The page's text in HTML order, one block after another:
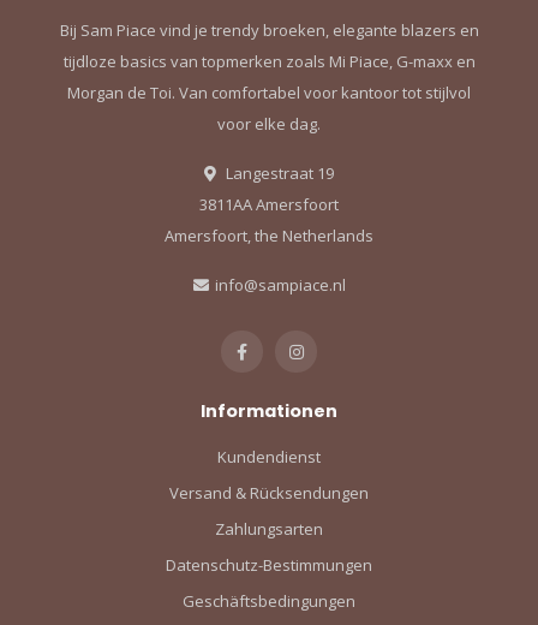
Bij Sam Piace vind je trendy broeken, elegante blazers en
tijdloze basics van topmerken zoals Mi Piace, G-maxx en
Morgan de Toi. Van comfortabel voor kantoor tot stijlvol
voor elke dag.
Langestraat 19
3811AA Amersfoort
Amersfoort, the Netherlands
info@sampiace.nl
Informationen
Kundendienst
Versand & Rücksendungen
Zahlungsarten
Datenschutz-Bestimmungen
Geschäftsbedingungen